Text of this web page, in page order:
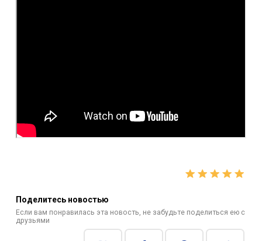
Поделитесь новостью
Если вам понравилась эта новость, не забудьте поделиться ею с
друзьями